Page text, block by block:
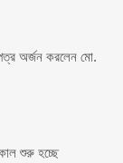
অর্জন করলেন মো.
শুরু হচ্ছে